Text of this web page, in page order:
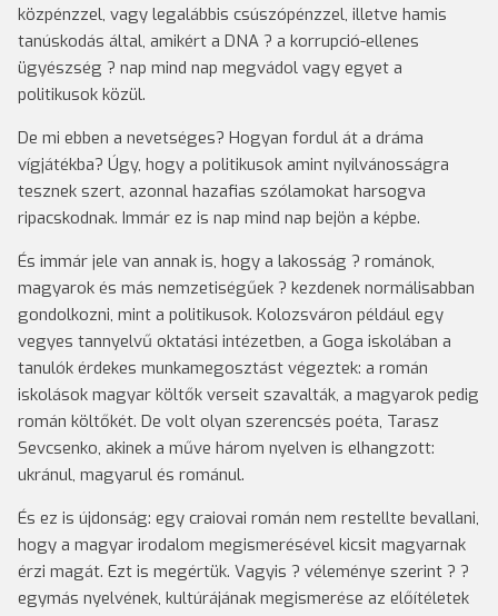
közpénzzel, vagy legalábbis csúszópénzzel, illetve hamis
tanúskodás által, amikért a DNA ? a korrupció-ellenes
ügyészség ? nap mind nap megvádol vagy egyet a
politikusok közül.
De mi ebben a nevetséges? Hogyan fordul át a dráma
vígjátékba? Úgy, hogy a politikusok amint nyilvánosságra
tesznek szert, azonnal hazafias szólamokat harsogva
ripacskodnak. Immár ez is nap mind nap bejön a képbe.
És immár jele van annak is, hogy a lakosság ? románok,
magyarok és más nemzetiségűek ? kezdenek normálisabban
gondolkozni, mint a politikusok. Kolozsváron például egy
vegyes tannyelvű oktatási intézetben, a Goga iskolában a
tanulók érdekes munkamegosztást végeztek: a román
iskolások magyar költők verseit szavalták, a magyarok pedig
román költőkét. De volt olyan szerencsés poéta, Tarasz
Sevcsenko, akinek a műve három nyelven is elhangzott:
ukránul, magyarul és románul.
És ez is újdonság: egy craiovai román nem restellte bevallani,
hogy a magyar irodalom megismerésével kicsit magyarnak
érzi magát. Ezt is megértük. Vagyis ? véleménye szerint ? ?
egymás nyelvének, kultúrájának megismerése az előítéletek